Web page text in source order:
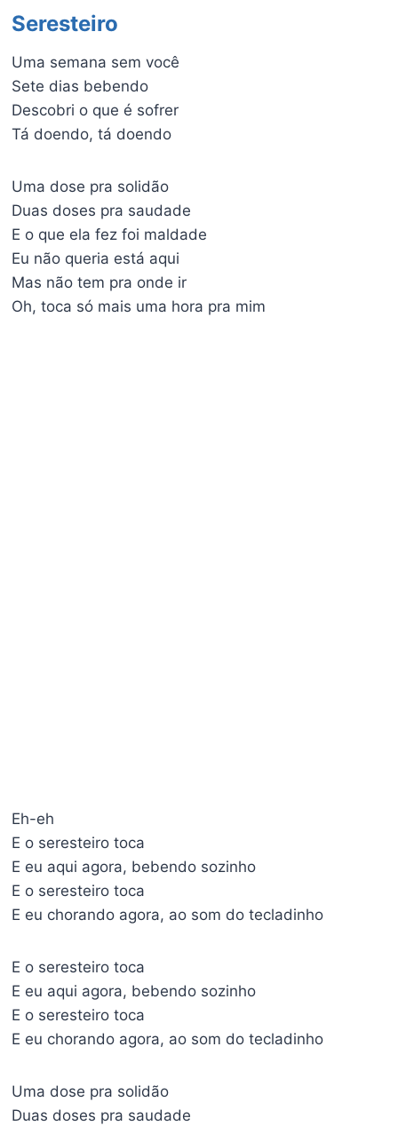
Seresteiro
Uma semana sem você
Sete dias bebendo
Descobri o que é sofrer
Tá doendo, tá doendo
Uma dose pra solidão
Duas doses pra saudade
E o que ela fez foi maldade
Eu não queria está aqui
Mas não tem pra onde ir
Oh, toca só mais uma hora pra mim
Eh-eh
E o seresteiro toca
E eu aqui agora, bebendo sozinho
E o seresteiro toca
E eu chorando agora, ao som do tecladinho
E o seresteiro toca
E eu aqui agora, bebendo sozinho
E o seresteiro toca
E eu chorando agora, ao som do tecladinho
Uma dose pra solidão
Duas doses pra saudade